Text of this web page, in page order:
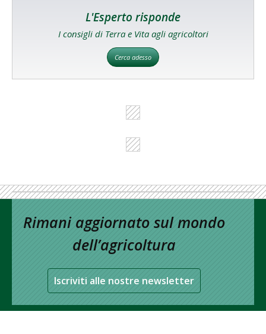
L'Esperto risponde
I consigli di Terra e Vita agli agricoltori
Cerca adesso
Rimani aggiornato sul mondo
dell’agricoltura
Iscriviti alle nostre newsletter